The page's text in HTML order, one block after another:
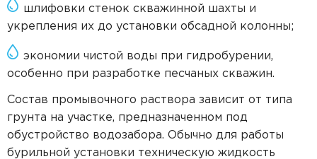
шлифовки стенок скважинной шахты и
укрепления их до установки обсадной колонны;
экономии чистой воды при гидробурении,
особенно при разработке песчаных скважин.
Состав промывочного раствора зависит от типа
грунта на участке, предназначенном под
обустройство водозабора. Обычно для работы
бурильной установки техническую жидкость